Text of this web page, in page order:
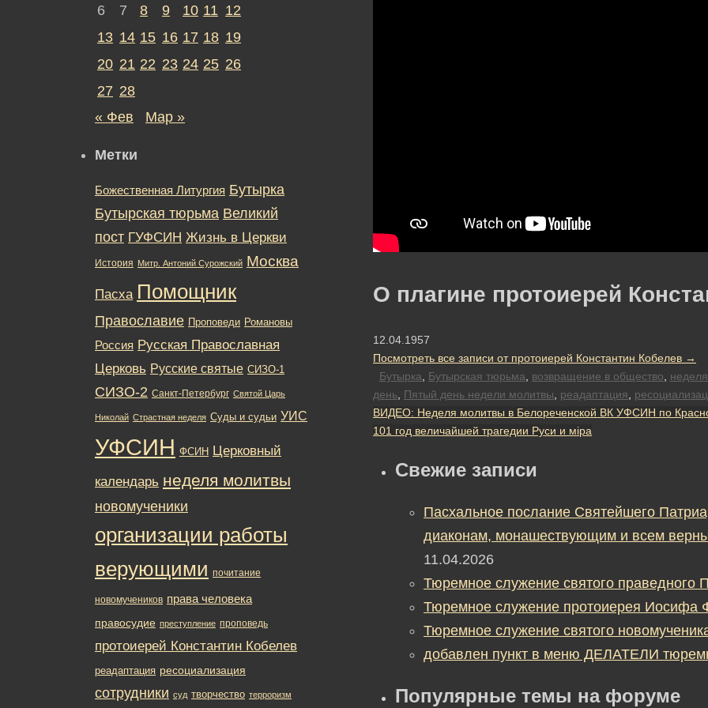
О плагине протоиерей
12.04.1957
Посмотреть все записи от протоиерей Константин Кобелев →
Бутырка, Бутырская тюрьма, возвращение в общество,
день, Пятый день недели молитвы, реадаптация,
ВИДЕО: Неделя молитвы в Белореченской ВК УФСИН по
101 год величайшей трагедии Руси и мiра
Свежие записи
Пасхальное послание Святейшего
диаконам, монашествующим и всем
11.04.2026
Тюремное служение святого праведного
Тюремное служение протоиерея Иосифа
Тюремное служение святого
добавлен пункт в меню ДЕЛАТЕЛИ
Популярные темы на форуме
6
7 8 9 10 11 12
13 14 15 16 17 18 19
20 21 22 23 24 25 26
27 28
« Фев
Мар »
Метки
Божественная Литургия Бутырка
Бутырская тюрьма Великий
пост ГУФСИН Жизнь в Церкви
История Митр. Антоний Сурожский Москва
Пасха Помощник
Православие Проповеди Романовы
Россия Русская Православная
Церковь Русские святые СИЗО-1
СИЗО-2 Санкт-Петербург Святой Царь
Николай Страстная неделя Суды и судьи УИС
УФСИН ФСИН Церковный
календарь неделя молитвы
новомученики
организации работы
верующими почитание
новомучеников права человека
правосудие преступление проповедь
протоиерей Константин Кобелев
реадаптация ресоциализация
сотрудники суд творчество терроризм